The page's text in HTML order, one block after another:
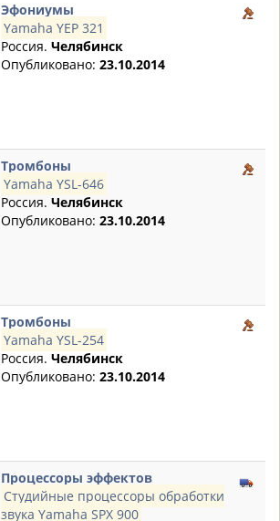
Эфониумы
Yamaha YEP 321
Россия. Челябинск
Опубликовано: 23.10.2014
Тромбоны
Yamaha YSL-646
Россия. Челябинск
Опубликовано: 23.10.2014
Тромбоны
Yamaha YSL-254
Россия. Челябинск
Опубликовано: 23.10.2014
Процессоры эффектов
Студийные процессоры обработки
звука Yamaha SPX 900